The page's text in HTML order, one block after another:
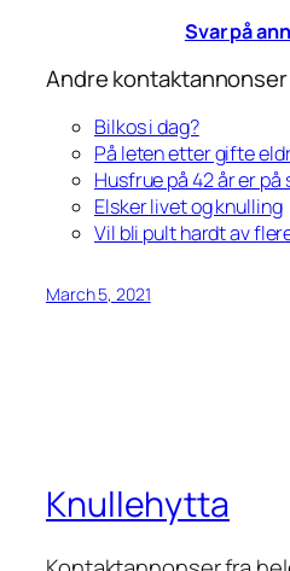
Svar på
Andre kontaktannonser
Bilkos i dag?
På leten etter gifte
Husfrue på 42 år er
Elsker livet og knulling
Vil bli pult hardt av
March 5, 2021
Knullehytta